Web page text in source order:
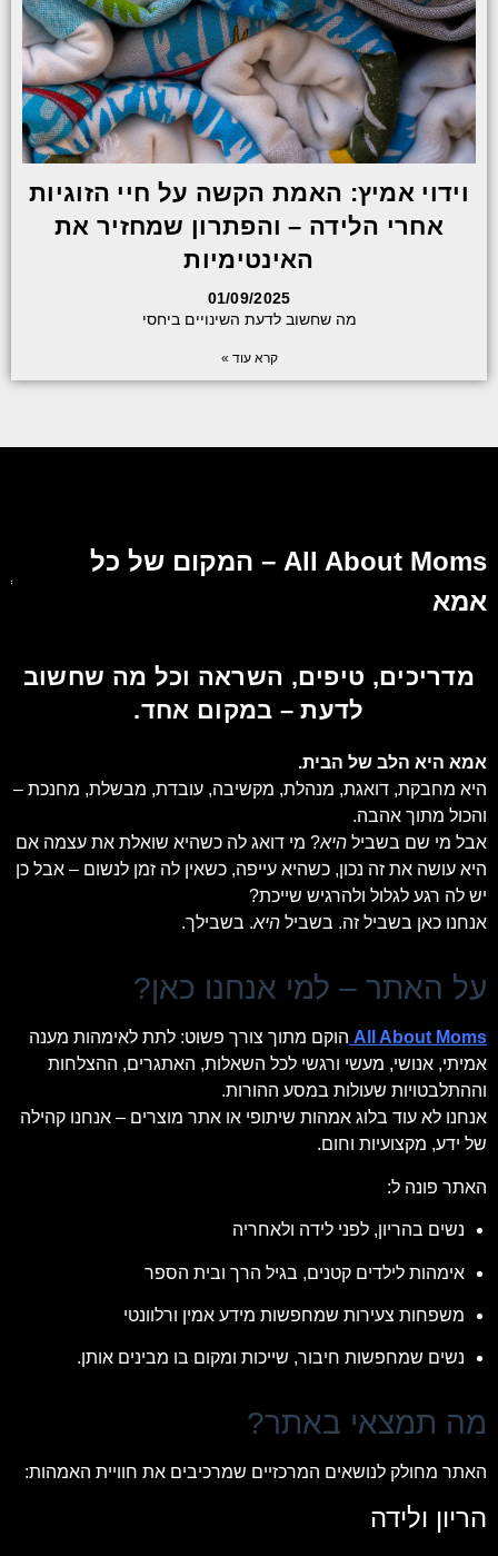
וידוי אמיץ: האמת הקשה על חיי הזוגיות
אחרי הלידה – והפתרון שמחזיר את
האינטימיות
01/09/2025
מה שחשוב לדעת השינויים ביחסי
קרא עוד »
All About Moms – המקום של כל
אמא
מדריכים, טיפים, השראה וכל מה שחשוב
לדעת – במקום אחד.
אמא היא הלב של הבית.
היא מחבקת, דואגת, מנהלת, מקשיבה, עובדת, מבשלת, מחנכת –
והכול מתוך אהבה.
אבל מי שם בשביל היא? מי דואג לה כשהיא שואלת את עצמה אם
היא עושה את זה נכון, כשהיא עייפה, כשאין לה זמן לנשום – אבל כן
יש לה רגע לגלול ולהרגיש שייכת?
אנחנו כאן בשביל זה. בשביל היא. בשבילך.
על האתר – למי אנחנו כאן?
All About Moms הוקם מתוך צורך פשוט: לתת לאימהות מענה
אמיתי, אנושי, מעשי ורגשי לכל השאלות, האתגרים, ההצלחות
וההתלבטויות שעולות במסע ההורות.
אנחנו לא עוד בלוג אמהות שיתופי או אתר מוצרים – אנחנו קהילה
של ידע, מקצועיות וחום.
האתר פונה ל:
נשים בהריון, לפני לידה ולאחריה
אימהות לילדים קטנים, בגיל הרך ובית הספר
משפחות צעירות שמחפשות מידע אמין ורלוונטי
נשים שמחפשות חיבור, שייכות ומקום בו מבינים אותן.
מה תמצאי באתר?
האתר מחולק לנושאים המרכזיים שמרכיבים את חוויית האמהות:
הריון ולידה